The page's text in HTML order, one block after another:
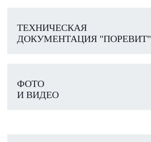
ТЕХНИЧЕСКАЯ
ДОКУМЕНТАЦИЯ "ПОРЕВИТ"
ФОТО
И ВИДЕО